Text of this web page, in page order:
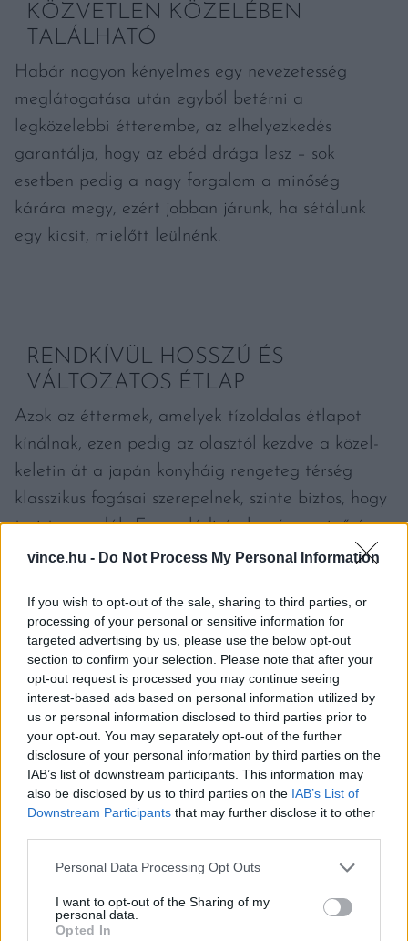
vince.hu - Do Not Process My Personal Information
If you wish to opt-out of the sale, sharing to third parties, or
processing of your personal or sensitive information for
targeted advertising by us, please use the below opt-out
section to confirm your selection. Please note that after your
opt-out request is processed you may continue seeing
interest-based ads based on personal information utilized by
us or personal information disclosed to third parties prior to
your opt-out. You may separately opt-out of the further
disclosure of your personal information by third parties on the
IAB’s list of downstream participants. This information may
also be disclosed by us to third parties on the IAB’s List of
Downstream Participants that may further disclose it to other
Please note that this website/app uses one or more Google
not limited to your visit or usage behaviour. You may click to
grant or deny consent to Google and its third-party tags to
Personal Data Processing Opt Outs
I want to opt-out of the Sharing of my
personal data.
Opted In
KÖZVETLEN KÖZELÉBEN
TALÁLHATÓ
Habár nagyon kényelmes egy nevezetesség
meglátogatása után egyből betérni a
legközelebbi étterembe, az elhelyezkedés
garantálja, hogy az ebéd drága lesz – sok
esetben pedig a nagy forgalom a minőség
kárára megy, ezért jobban járunk, ha sétálunk
egy kicsit, mielőtt leülnénk.
RENDKÍVÜL HOSSZÚ ÉS
VÁLTOZATOS ÉTLAP
Azok az éttermek, amelyek tízoldalas étlapot
kínálnak, ezen pedig az olasztól kezdve a közel-
keletin át a japán konyháig rengeteg térség
klasszikus fogásai szerepelnek, szinte biztos, hogy
turistacsapdák. Egy valódi, ízekre és a minőségre
fókuszáló étterem kevesebb, de szezonális
egész világot. A túl sok fogás ráadásul azt is
jelentheti, hogy a hely egyik konyhához sem
kötődik igazán, csak megpróbál minél szélesebb
palettának megfelelni.
TÚL SZÉP DESSZERTEK
Az étlapra vagy a kirakatra nézve azt látjuk,
hogy a képeken látható sütemények, torták és
filmbe? Ez bár első pillantásra vonzónak hathat,
valószínűleg egy nagyobb üzemből szállították